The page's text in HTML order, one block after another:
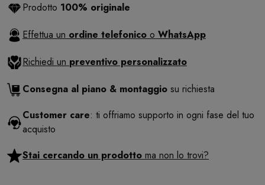
Prodotto 100% originale
Effettua un ordine telefonico o WhatsApp
Richiedi un preventivo personalizzato
Consegna al piano & montaggio su richiesta
Customer care: ti offriamo supporto in ogni fase del tuo
acquisto
Stai cercando un prodotto ma non lo trovi?